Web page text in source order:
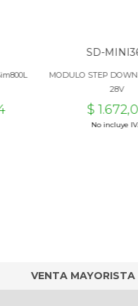
SD-MINI360
MODULO STEP DOWN MINI-360 3A
$ 1.672,00
No incluye IVA
VENTA MAYORISTA